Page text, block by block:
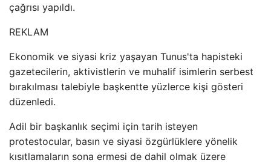
çağrısı yapıldı.
REKLAM
Ekonomik ve siyasi kriz yaşayan Tunus'ta hapisteki
gazetecilerin, aktivistlerin ve muhalif isimlerin serbest
bırakılması talebiyle başkentte yüzlerce kişi gösteri
düzenledi.
Adil bir başkanlık seçimi için tarih isteyen
protestocular, basın ve siyasi özgürlüklere yönelik
kısıtlamaların sona ermesi de dahil olmak üzere